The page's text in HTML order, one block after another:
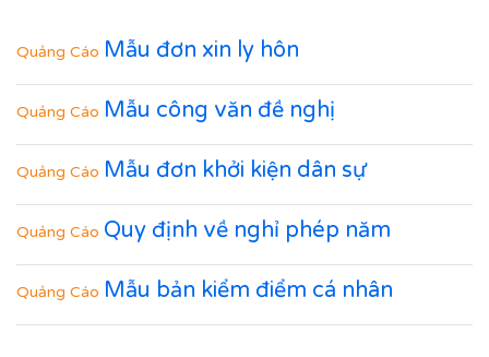
Quảng Cáo Mẫu đơn xin ly hôn
Quảng Cáo Mẫu công văn đề nghị
Quảng Cáo Mẫu đơn khởi kiện dân sự
Quảng Cáo Quy định về nghỉ phép năm
Quảng Cáo Mẫu bản kiểm điểm cá nhân